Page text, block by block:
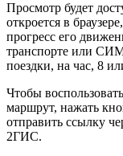
Просмотр будет
откроется в
прогресс его
транспорте или
поездки, на час, 8
Чтобы
маршрут, нажать
отправить ссылку
2ГИС.